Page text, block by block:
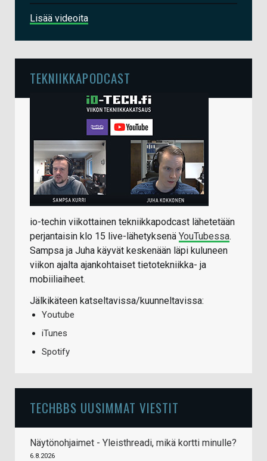
Lisää videoita
TEKNIIKKAPODCAST
io-techin viikottainen tekniikkapodcast lähetetään
perjantaisin klo 15 live-lähetyksenä YouTubessa.
Sampsa ja Juha käyvät keskenään läpi kuluneen
viikon ajalta ajankohtaiset tietotekniikka- ja
mobiiliaiheet.
Jälkikäteen katseltavissa/kuunneltavissa:
Youtube
iTunes
Spotify
TECHBBS UUSIMMAT VIESTIT
Näytönohjaimet - Yleisthreadi, mikä kortti minulle?
6.8.2026